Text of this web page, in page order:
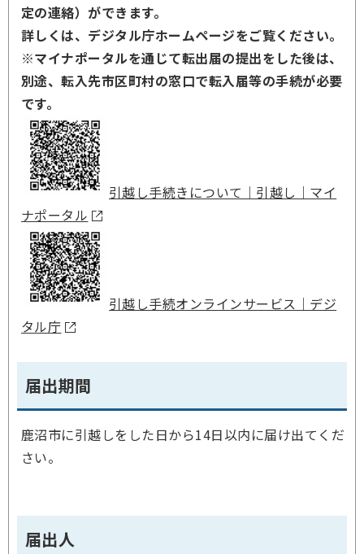
定の連絡）ができます。
詳しくは、デジタル庁ホームページをご覧ください。
※マイナポータルを通じて転出届の提出をした後は、
別途、転入先市区町村の窓口で転入届等の手続が必要
です。
引越し手続きについて｜引越し｜マイ
ナポータル
引越し手続オンラインサービス｜デジ
タル庁
届出期間
鹿沼市に引越しをした日から14日以内に届け出てくだ
さい。
届出人